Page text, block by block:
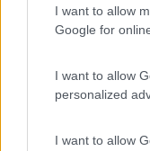
I want to allow
Google for
I want to allow
personalized
I want to allow
turcoengine
Area per
pagamento.